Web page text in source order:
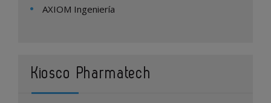
AXIOM Ingeniería
Kiosco Pharmatech